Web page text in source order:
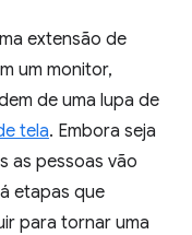
extensão de
um monitor,
de uma lupa de
tela. Embora seja
as pessoas vão
etapas que
para tornar uma